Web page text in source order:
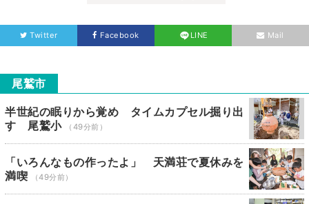
Twitter Facebook LINE Mail
尾鷲市
半世紀の眠りから覚め タイムカプセル掘り出
す 尾鷲小
（49分前）
「いろんなもの作ったよ」 天満荘で夏休みを
満喫
（49分前）